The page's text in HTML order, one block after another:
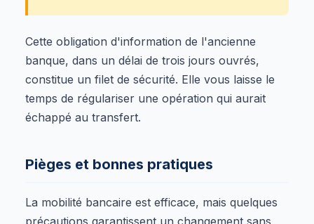
Cette obligation d'information de l'ancienne
banque, dans un délai de trois jours ouvrés,
constitue un filet de sécurité. Elle vous laisse le
temps de régulariser une opération qui aurait
échappé au transfert.
Pièges et bonnes pratiques
La mobilité bancaire est efficace, mais quelques
précautions garantissent un changement sans